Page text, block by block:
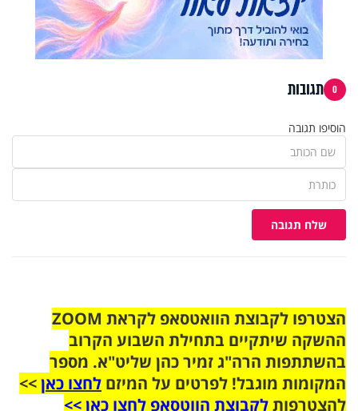
0 תגובות
הוסיפו תגובה
שלח תגובה
הצטרפו לקבוצת הוואטסאפ לקראת ZOOM
ההשקה שיתקיים בתחילת השבוע הקרוב
בהשתתפות הרה"ג זמיר כהן שליט"א. מספר
המקומות מוגבל! לפרטים על המיזם לחצו כאן>>
להצטרפותלקבוצת הווטסאפ לחצו כאן >>